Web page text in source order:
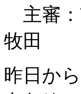
主審
牧田
昨日か